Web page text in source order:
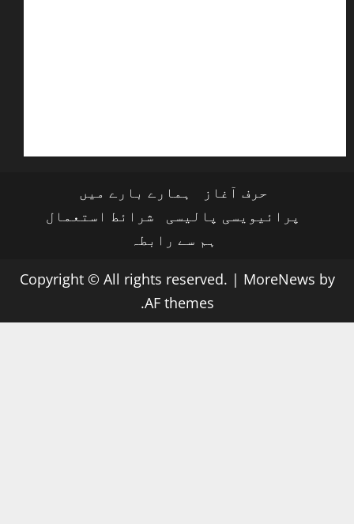
حرف آغاز
ہمارے بارے میں
پرائیویسی پالیسی
شرائط استعمال
ہم سے رابطہ
Copyright © All rights reserved. | MoreNews by
AF themes.